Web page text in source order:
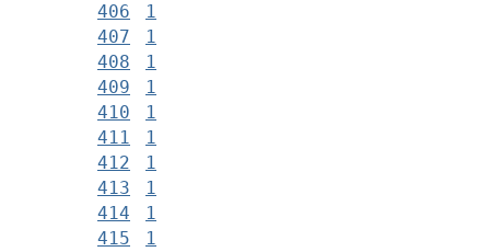
406
1
407
1
408
1
409
1
410
1
411
1
412
1
413
1
414
1
415
1